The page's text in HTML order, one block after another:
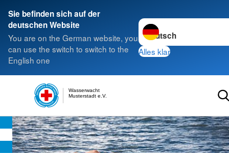
Sie befinden sich auf der
deutschen Website
You are on the German website, you
can use the switch to switch to the
English one
Sprache wechseln zu
Alles klar
Musterstadt e.V.
Wasserwacht